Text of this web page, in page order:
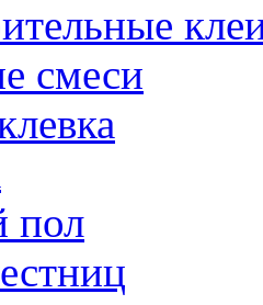
смеси
пол